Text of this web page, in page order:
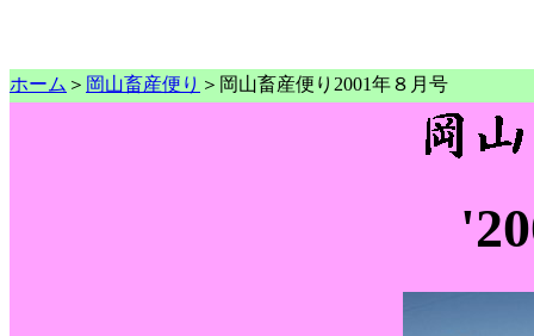
ホーム ＞ 岡山畜産便り ＞岡山畜産便り2001年８月号